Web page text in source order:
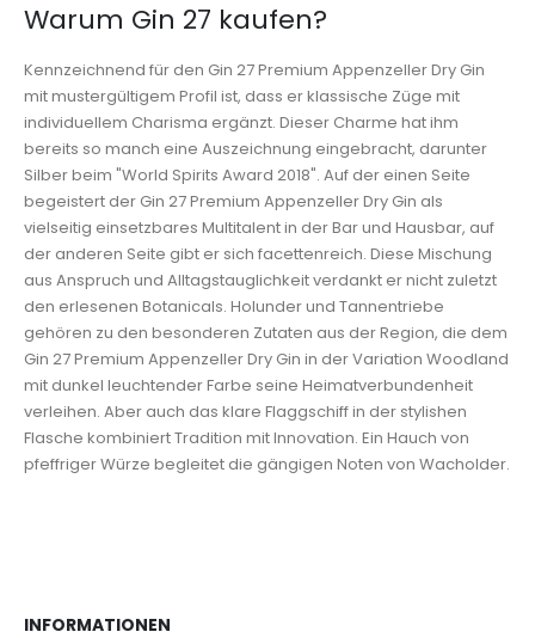
Warum Gin 27 kaufen?
Kennzeichnend für den Gin 27 Premium Appenzeller Dry Gin
mit mustergültigem Profil ist, dass er klassische Züge mit
individuellem Charisma ergänzt. Dieser Charme hat ihm
bereits so manch eine Auszeichnung eingebracht, darunter
Silber beim "World Spirits Award 2018". Auf der einen Seite
begeistert der Gin 27 Premium Appenzeller Dry Gin als
vielseitig einsetzbares Multitalent in der Bar und Hausbar, auf
der anderen Seite gibt er sich facettenreich. Diese Mischung
aus Anspruch und Alltagstauglichkeit verdankt er nicht zuletzt
den erlesenen Botanicals. Holunder und Tannentriebe
gehören zu den besonderen Zutaten aus der Region, die dem
Gin 27 Premium Appenzeller Dry Gin in der Variation Woodland
mit dunkel leuchtender Farbe seine Heimatverbundenheit
verleihen. Aber auch das klare Flaggschiff in der stylishen
Flasche kombiniert Tradition mit Innovation. Ein Hauch von
pfeffriger Würze begleitet die gängigen Noten von Wacholder.
INFORMATIONEN